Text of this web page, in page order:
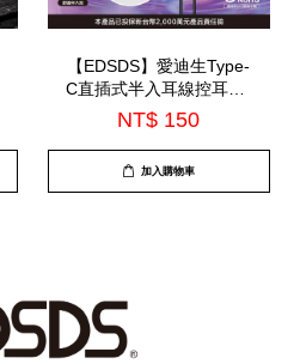
【EDSDS】愛迪生Type-
C直插式半入耳線控耳機-
內建麥克風(EDS-C527)
NT$ 150
加入購物車